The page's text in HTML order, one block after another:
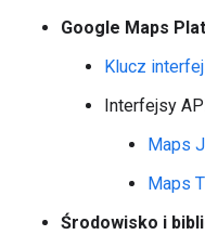
Google Maps
Klucz
Interfejsy
Maps
Maps
Środowisko i